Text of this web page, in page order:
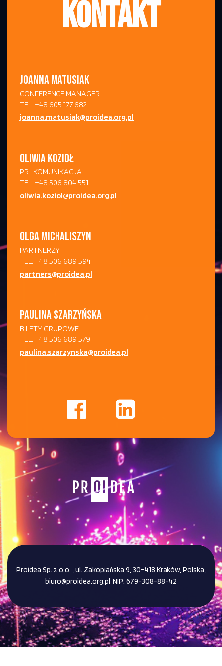
KONTAKT
JOANNA MATUSIAK
CONFERENCE MANAGER
TEL. +48 605 177 682
joanna.matusiak@proidea.org.pl
OLIWIA KOZIOŁ
PR I KOMUNIKACJA
TEL. +48 506 804 551
oliwia.koziol@proidea.org.pl
OLGA MICHALISZYN
PARTNERZY
TEL. +48 506 689 594
partners@proidea.pl
PAULINA SZARZYŃSKA
BILETY GRUPOWE
TEL. +48 506 689 579
paulina.szarzynska@proidea.pl
Proidea Sp. z o.o. , ul. Zakopiańska 9, 30-418 Kraków, Polska,
biuro@proidea.org.pl, NIP: 679-308-88-42